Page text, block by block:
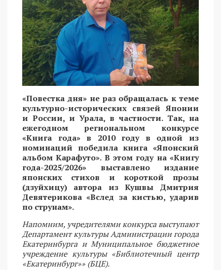
«Повестка дня» не раз обращалась к теме
культурно-исторических связей Японии
и России, и Урала, в частности. Так, на
ежегодном региональном конкурсе
«Книга года» в 2010 году в одной из
номинаций победила книга «Японский
альбом Карафуто». В этом году на «Книгу
года-2025/2026» выставлено издание
японских стихов и короткой прозы
(дзуйхицу) автора из Кушвы Дмитрия
Девятерикова «Вслед за кистью, ударив
по струнам».
Напомним, учредителями конкурса выступают
Департамент культуры Администрации города
Екатеринбурга и Муниципальное бюджетное
учреждение культуры «Библиотечный центр
«Екатеринбург»» (БЦЕ).